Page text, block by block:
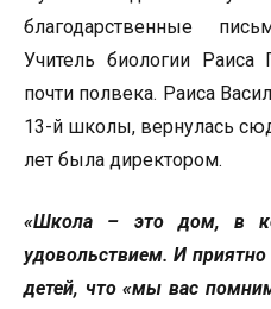
благодарственные
Учитель биологии
почти полвека. Раиса
13-й школы, вернулась
лет была директором.
«Школа – это дом, в
удовольствием. И
детей, что «мы вас